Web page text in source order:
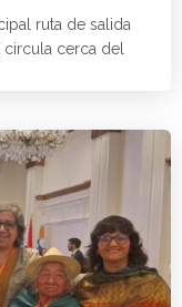
ruta de salida
cerca del